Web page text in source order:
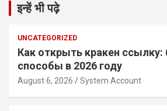
इन्हें भी पढ़े
UNCATEGORIZED
Как открыть кракен ссылку:
способы в 2026 году
August 6, 2026 System Account